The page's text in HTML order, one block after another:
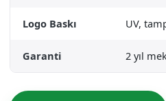
Logo Baskı UV,
Garanti 2 yıl